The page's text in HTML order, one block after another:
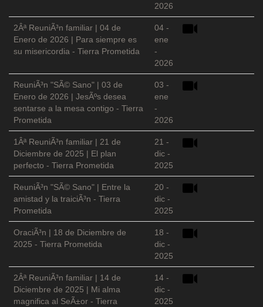
2026
2Âª ReuniÃ³n familiar | 04 de
Enero de 2026 | Para siempre es
su misericordia - Tierra Prometida
04 -
ene
-
2026
ReuniÃ³n "SÃ© Sano" | 03 de
Enero de 2026 | JesÃºs desea
sentarse a la mesa contigo - Tierra
Prometida
03 -
ene
-
2026
1Âª ReuniÃ³n familiar | 21 de
Diciembre de 2025 | El plan
perfecto - Tierra Prometida
21 -
dic -
2025
ReuniÃ³n "SÃ© Sano" | Entre la
amistad y la traiciÃ³n - Tierra
Prometida
20 -
dic -
2025
OraciÃ³n | 18 de Diciembre de
2025 - Tierra Prometida
18 -
dic -
2025
2Âª ReuniÃ³n familiar | 14 de
Diciembre de 2025 | Mi alma
magnifica al SeÃ±or - Tierra
14 -
dic -
2025